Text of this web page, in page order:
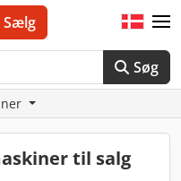
Søg
Sælg
til salg